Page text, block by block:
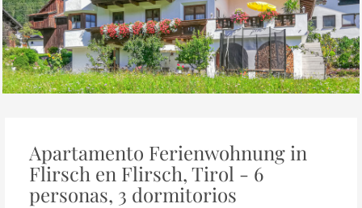
Apartamento Ferienwohnung in
Flirsch en Flirsch, Tirol - 6
personas, 3 dormitorios